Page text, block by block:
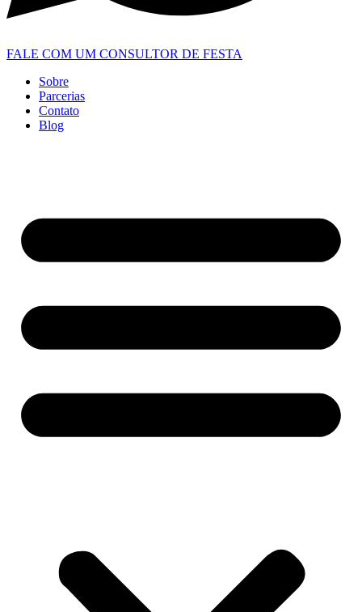
FALE COM UM CONSULTOR DE FESTA
Sobre
Parcerias
Contato
Blog